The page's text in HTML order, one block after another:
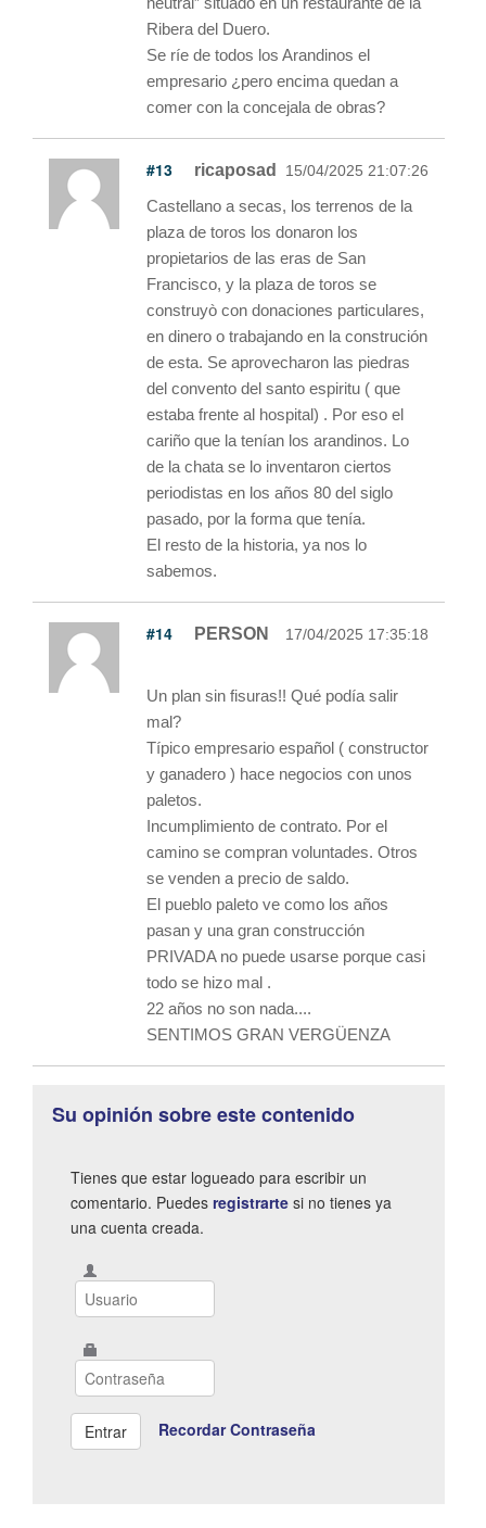
Ribera del Duero.
Se ríe de todos los Arandinos el
empresario ¿pero encima quedan a
comer con la concejala de obras?
#13 ricaposad 15/04/2025 21:07:26
Castellano a secas, los terrenos de la
plaza de toros los donaron los
propietarios de las eras de San
Francisco, y la plaza de toros se
construyò con donaciones particulares,
en dinero o trabajando en la construción
de esta. Se aprovecharon las piedras
del convento del santo espiritu ( que
estaba frente al hospital) . Por eso el
cariño que la tenían los arandinos. Lo
de la chata se lo inventaron ciertos
periodistas en los años 80 del siglo
pasado, por la forma que tenía.
El resto de la historia, ya nos lo
sabemos.
#14 PERSON 17/04/2025 17:35:18
Un plan sin fisuras!! Qué podía salir
mal?
Típico empresario español ( constructor
y ganadero ) hace negocios con unos
paletos.
Incumplimiento de contrato. Por el
camino se compran voluntades. Otros
se venden a precio de saldo.
El pueblo paleto ve como los años
pasan y una gran construcción
PRIVADA no puede usarse porque casi
todo se hizo mal .
22 años no son nada....
SENTIMOS GRAN VERGÜENZA
Su opinión sobre este contenido
Tienes que estar logueado para escribir un
comentario. Puedes registrarte si no tienes ya
una cuenta creada.
Recordar Contraseña